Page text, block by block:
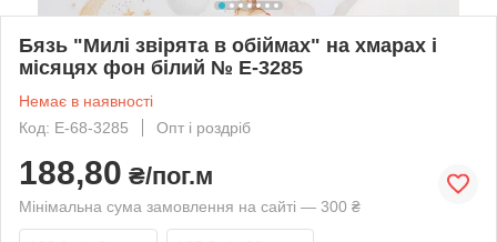
Бязь "Милі звірята в обіймах" на хмарах і
місяцях фон білий № Е-3285
Немає в наявності
Код: Е-68-3285
Опт і роздріб
188,80 ₴/пог.м
Мінімальна сума замовлення на сайті — 300 ₴